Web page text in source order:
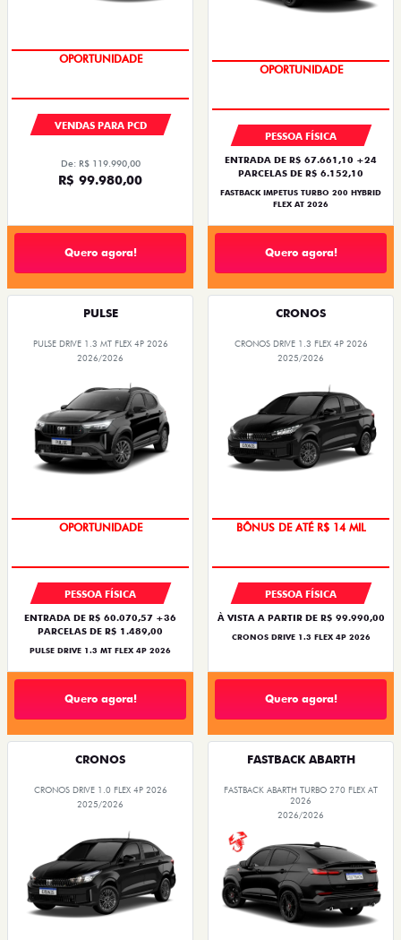
OPORTUNIDADE
VENDAS PARA PCD
De: R$ 119.990,00
R$ 99.980,00
Quero agora!
PREÇO IMPERDÍVEL
PESSOA FÍSICA
ENTRADA DE R$ 67.661,10 +24
PARCELAS DE R$ 6.152,10
FASTBACK IMPETUS TURBO 200 HYBRID
FLEX AT 2026
Quero agora!
PULSE
PULSE DRIVE 1.3 MT FLEX 4P 2026
2026/2026
NOVA VERSÃO
PESSOA FÍSICA
ENTRADA DE R$ 60.070,57 +36
PARCELAS DE R$ 1.489,00
PULSE DRIVE 1.3 MT FLEX 4P 2026
Quero agora!
CRONOS
CRONOS DRIVE 1.3 FLEX 4P 2026
2025/2026
SUPERVALORIZAÇÃO DO USADO
PESSOA FÍSICA
À VISTA A PARTIR DE R$ 99.990,00
CRONOS DRIVE 1.3 FLEX 4P 2026
Quero agora!
CRONOS
CRONOS DRIVE 1.0 FLEX 4P 2026
2025/2026
FASTBACK ABARTH
FASTBACK ABARTH TURBO 270 FLEX AT
2026
2026/2026